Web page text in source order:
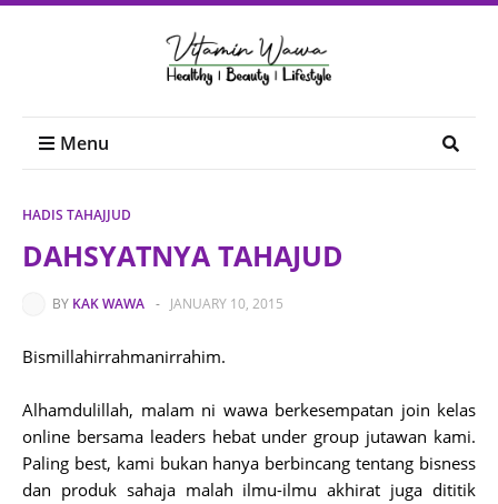
Menu
HADIS TAHAJJUD
DAHSYATNYA TAHAJUD
BY KAK WAWA - JANUARY 10, 2015
Bismillahirrahmanirrahim.
Alhamdulillah, malam ni wawa berkesempatan join kelas
online bersama leaders hebat under group jutawan kami.
Paling best, kami bukan hanya berbincang tentang bisness
dan produk sahaja malah ilmu-ilmu akhirat juga dititik